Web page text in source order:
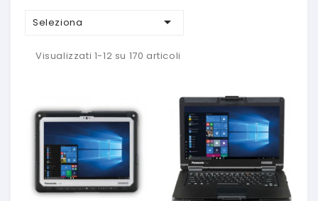
Seleziona 
Visualizzati 1-12 su 170 articoli